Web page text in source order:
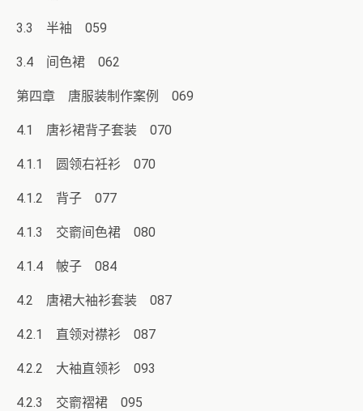
3.3 半袖 059
3.4 间色裙 062
第四章 唐服装制作案例 069
4.1 唐衫裙背子套装 070
4.1.1 圆领右衽衫 070
4.1.2 背子 077
4.1.3 交窬间色裙 080
4.1.4 帔子 084
4.2 唐裙大袖衫套装 087
4.2.1 直领对襟衫 087
4.2.2 大袖直领衫 093
4.2.3 交窬褶裙 095